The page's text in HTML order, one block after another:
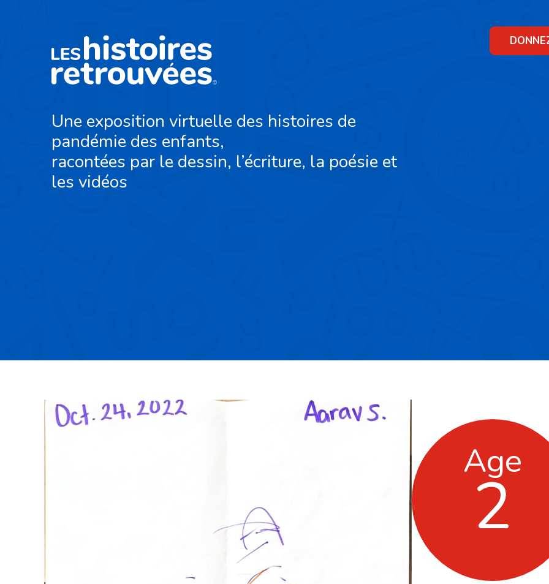
Une exposition virtuelle des histoires de
pandémie des enfants,
racontées par le dessin, l’écriture, la poésie et
les vidéos
Age
2